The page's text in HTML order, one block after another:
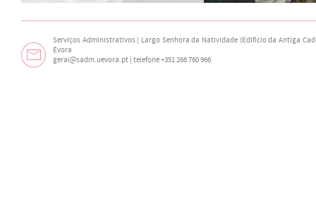
Serviços Administrativos | Largo Senhora da Natividade (Edifício da Antiga
Évora
geral@sadm.uevora.pt | telefone +351 266 760 966